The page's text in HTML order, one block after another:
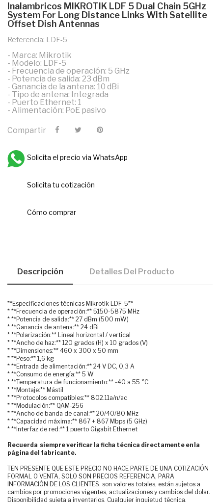
Inalambricos MIKROTIK LDF 5 Dual Chain 5GHz
System For Long Distance Links With Satellite
Offset Dish Antennas
Referencia: LDF-5
- Marca: Mikrotik
- Modelo: LDF-5
- Frecuencia de operación: 5 GHz
- Potencia de salida: 23 dBm
- Ganancia de la antena: 10 dBi
- Tipo de antena: Integrada
- Puerto Ethernet: 1
- Alimentación: PoE pasivo
Compartir
Solicita el precio via WhatsApp
Solicita tu cotización
Cómo comprar
Descripción Detalles Del Producto
**Especificaciones técnicas Mikrotik LDF-5**
* **Frecuencia de operación:** 5150-5875 MHz
* **Potencia de salida:** 27 dBm (500 mW)
* **Ganancia de antena:** 24 dBi
* **Polarización:** Lineal horizontal / vertical
* **Ancho de haz:** 120 grados (H) x 10 grados (V)
* **Dimensiones:** 460 x 300 x 50 mm
* **Peso:** 1,6 kg
* **Entrada de alimentación:** 24 V DC, 0,3 A
* **Consumo de energía:** 5 W
* **Temperatura de funcionamiento:** -40 a 55 °C
* **Montaje:** Mástil
* **Protocolos compatibles:** 802.11a/n/ac
* **Modulación:** QAM-256
* **Ancho de banda de canal:** 20/40/80 MHz
* **Capacidad máxima:** 867 + 867 Mbps (5 GHz)
* **Interfaz de red:** 1 puerto Gigabit Ethernet
Recuerda siempre verificar la ficha técnica directamente en la
página del fabricante.
TEN PRESENTE QUE ESTE PRECIO NO HACE PARTE DE UNA COTIZACIÓN
FORMAL O VENTA, SOLO SON PRECIOS REFERENCIA, PARA
INFORMACIÓN DE LOS CLIENTES. son valores totales, están sujetos a
cambios por promociones vigentes, actualizaciones y cambios del dolar.
Disponibilidad sujeta a inventarios. Cualquier inquietud técnica,